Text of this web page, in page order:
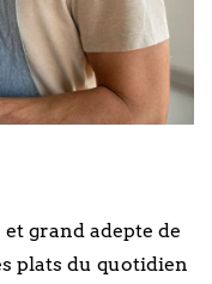
grand adepte de
plats du quotidien